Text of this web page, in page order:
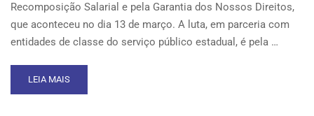
Recomposição Salarial e pela Garantia dos Nossos Direitos,
que aconteceu no dia 13 de março. A luta, em parceria com
entidades de classe do serviço público estadual, é pela …
READ
MORE
LEIA MAIS